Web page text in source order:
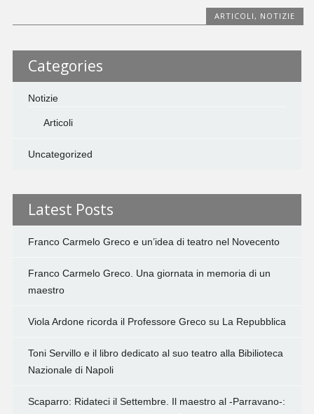
ARTICOLI, NOTIZIE
Categories
Notizie
Articoli
Uncategorized
Latest Posts
Franco Carmelo Greco e un’idea di teatro nel Novecento
Franco Carmelo Greco. Una giornata in memoria di un
maestro
Viola Ardone ricorda il Professore Greco su La Repubblica
Toni Servillo e il libro dedicato al suo teatro alla Bibilioteca
Nazionale di Napoli
Scaparro: Ridateci il Settembre. Il maestro al -Parravano-: